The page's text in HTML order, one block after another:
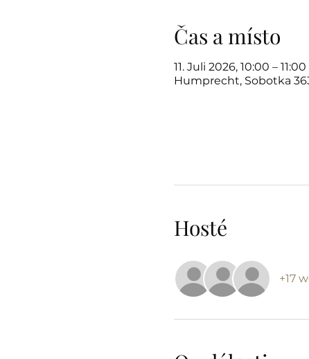
Čas a místo
11. Juli 2026, 10:00 – 11:00
Humprecht, Sobotka
Hosté
+17